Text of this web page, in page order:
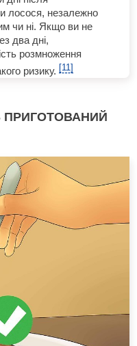
лосося, незалежно
чи ні. Якщо ви не
два дні,
розмноження
ризику.[11]